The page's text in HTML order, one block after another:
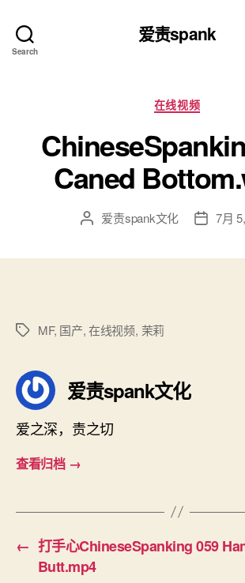
Search
爱责spank
分
类
在线视频
Caned
文 爱责spank文化
发 7月
标
MF, 国产,在线视频, 茉莉
爱责spank文化
爱之深，责之切
查看归档 →
← 打手心ChineseSpanking 059
Butt.mp4